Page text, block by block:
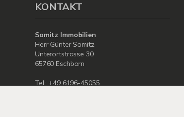
KONTAKT
Samitz Immobilien
Herr Günter Samitz
Unterortstrasse 30
65760 Eschborn
Tel.: +49 6196-45055